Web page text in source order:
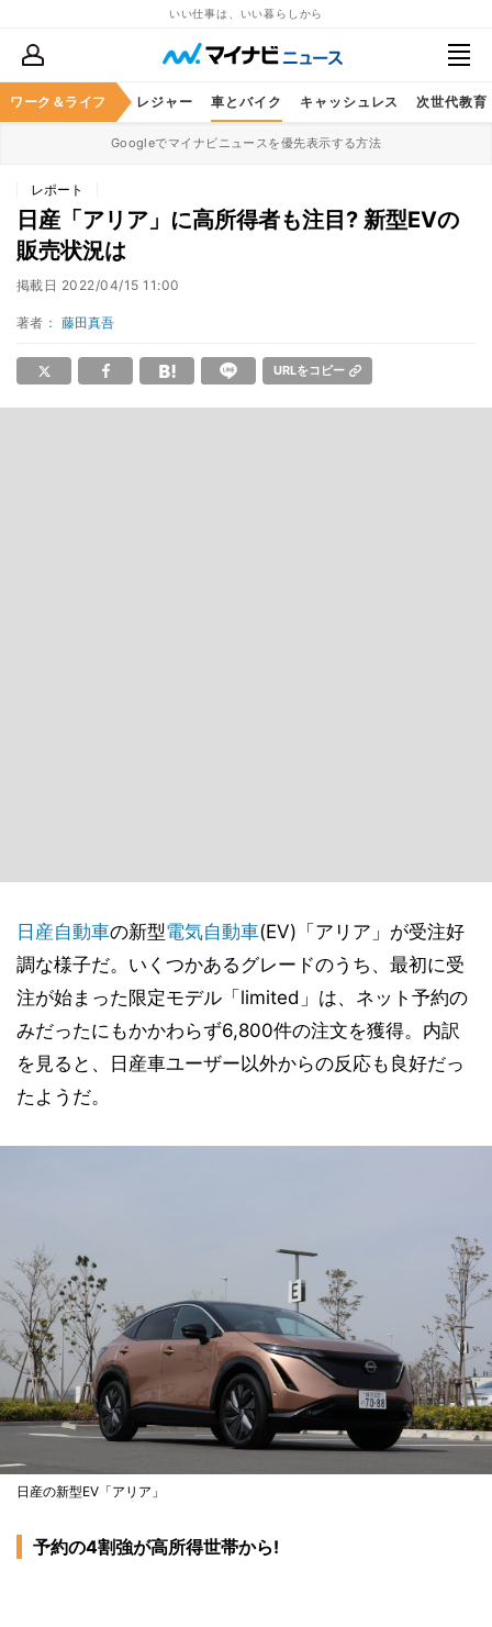
いい仕事は、いい暮らしから
ワーク＆ライフ
スケア グルメ レジャー 車とバイク キャッシュレス 次世代教育
Googleでマイナビニュースを優先表示する方法
レポート
日産「アリア」に高所得者も注目? 新型EVの
販売状況は
掲載日 2022/04/15 11:00
著者： 藤田真吾
URLをコピー
日産自動車の新型電気自動車(EV)「アリア」が受注好
調な様子だ。いくつかあるグレードのうち、最初に受
注が始まった限定モデル「limited」は、ネット予約の
みだったにもかかわらず6,800件の注文を獲得。内訳
を見ると、日産車ユーザー以外からの反応も良好だっ
たようだ。
日産の新型EV「アリア」
予約の4割強が高所得世帯から!